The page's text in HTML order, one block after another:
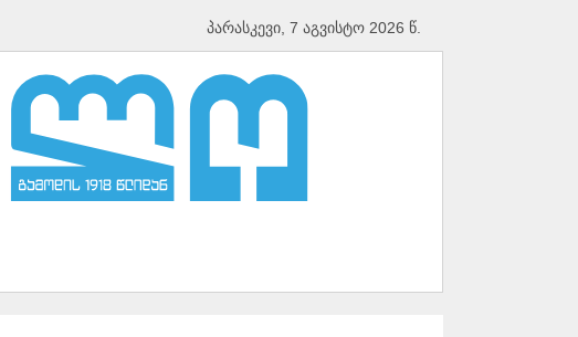
პარასკევი, 7 აგვისტო 2026 წ.